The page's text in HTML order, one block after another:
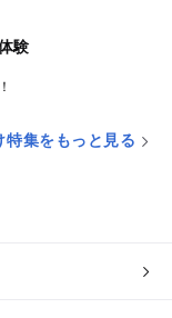
験
特集をもっと見る